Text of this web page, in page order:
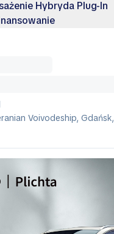
Hybryda Plug-In
Voivodeship, Gdańsk,